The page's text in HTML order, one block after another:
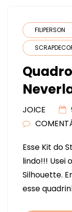
FILIPERSON
JOICE
Esse Kit do
lindo!!! Usei
Silhouette.
esse